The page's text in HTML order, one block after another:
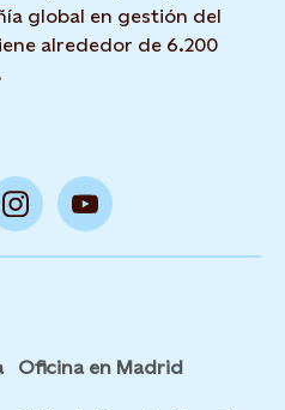
global en gestión del
alrededor de 6.200
Oficina en Madrid